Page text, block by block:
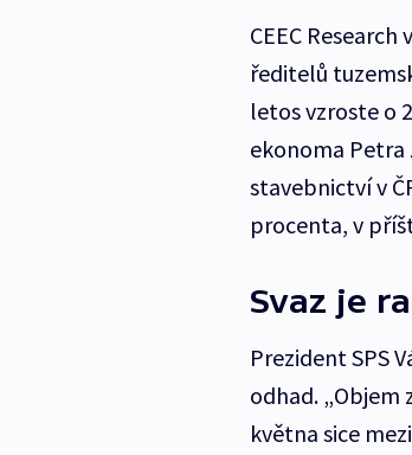
CEEC
ředitelů
letos vzroste o
ekonoma Petra
stavebnictví v
procenta, v
Svaz je
Prezident SPS
odhad. „Objem
května sice